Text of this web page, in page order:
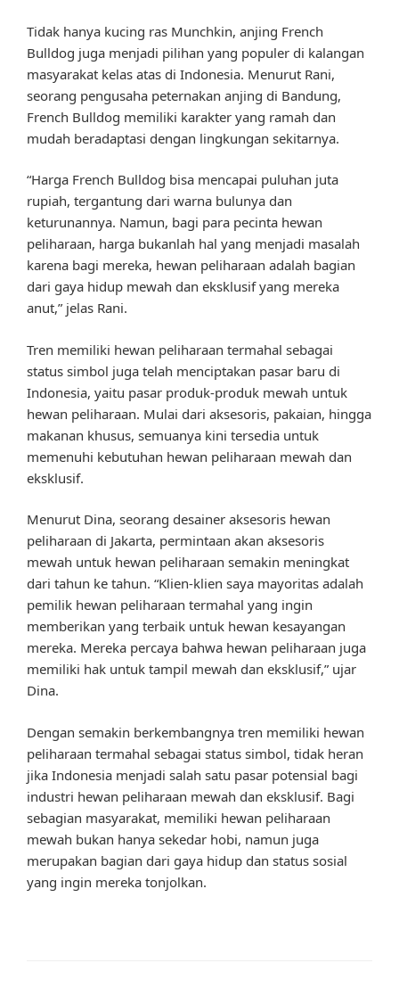
Tidak hanya kucing ras Munchkin, anjing French
Bulldog juga menjadi pilihan yang populer di kalangan
masyarakat kelas atas di Indonesia. Menurut Rani,
seorang pengusaha peternakan anjing di Bandung,
French Bulldog memiliki karakter yang ramah dan
mudah beradaptasi dengan lingkungan sekitarnya.
“Harga French Bulldog bisa mencapai puluhan juta
rupiah, tergantung dari warna bulunya dan
keturunannya. Namun, bagi para pecinta hewan
peliharaan, harga bukanlah hal yang menjadi masalah
karena bagi mereka, hewan peliharaan adalah bagian
dari gaya hidup mewah dan eksklusif yang mereka
anut,” jelas Rani.
Tren memiliki hewan peliharaan termahal sebagai
status simbol juga telah menciptakan pasar baru di
Indonesia, yaitu pasar produk-produk mewah untuk
hewan peliharaan. Mulai dari aksesoris, pakaian, hingga
makanan khusus, semuanya kini tersedia untuk
memenuhi kebutuhan hewan peliharaan mewah dan
eksklusif.
Menurut Dina, seorang desainer aksesoris hewan
peliharaan di Jakarta, permintaan akan aksesoris
mewah untuk hewan peliharaan semakin meningkat
dari tahun ke tahun. “Klien-klien saya mayoritas adalah
pemilik hewan peliharaan termahal yang ingin
memberikan yang terbaik untuk hewan kesayangan
mereka. Mereka percaya bahwa hewan peliharaan juga
memiliki hak untuk tampil mewah dan eksklusif,” ujar
Dina.
Dengan semakin berkembangnya tren memiliki hewan
peliharaan termahal sebagai status simbol, tidak heran
jika Indonesia menjadi salah satu pasar potensial bagi
industri hewan peliharaan mewah dan eksklusif. Bagi
sebagian masyarakat, memiliki hewan peliharaan
mewah bukan hanya sekedar hobi, namun juga
merupakan bagian dari gaya hidup dan status sosial
yang ingin mereka tonjolkan.